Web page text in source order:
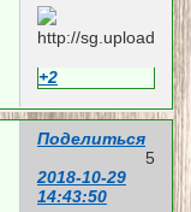
+2
Поделиться
5
2018-10-29
14:43:50